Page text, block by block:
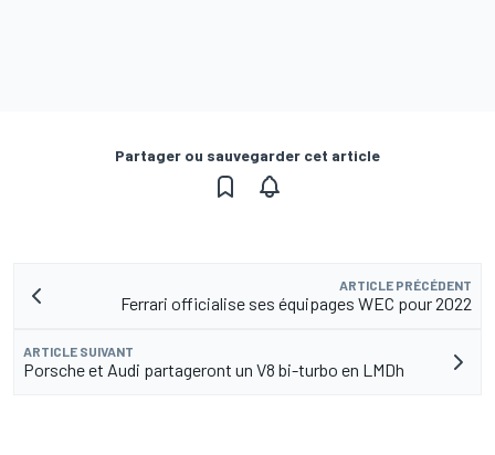
Partager ou sauvegarder cet article
ARTICLE PRÉCÉDENT
Ferrari officialise ses équipages WEC pour 2022
ARTICLE SUIVANT
Porsche et Audi partageront un V8 bi-turbo en LMDh